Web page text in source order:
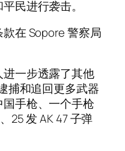
民进行袭击。
在 Sopore 警察局
一步透露了其他
捕和追回更多武器
手枪、一个手枪
25 发 AK 47 子弹